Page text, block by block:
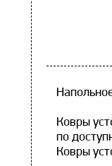
Ковры
по
Ковры